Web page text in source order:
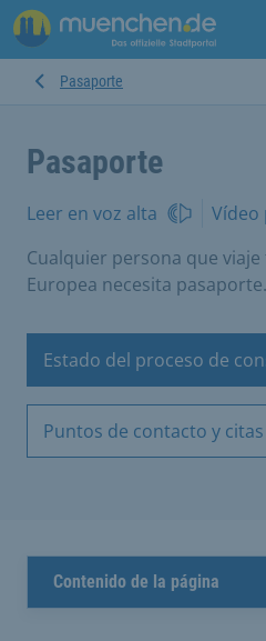
Pasaporte
Pasaporte
Leer en voz alta
Vídeo
Cualquier persona que
Europea necesita pasaporte.
Estado del proceso de
Puntos de contacto y citas
Contenido de la página